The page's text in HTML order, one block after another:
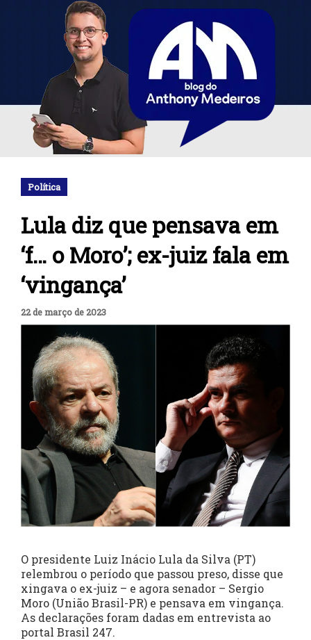
Política
Lula diz que pensava em
‘f… o Moro’; ex-juiz fala em
‘vingança’
22 de março de 2023
O presidente Luiz Inácio Lula da Silva (PT)
relembrou o período que passou preso, disse que
xingava o ex-juiz – e agora senador – Sergio
Moro (União Brasil-PR) e pensava em vingança.
As declarações foram dadas em entrevista ao
portal Brasil 247.